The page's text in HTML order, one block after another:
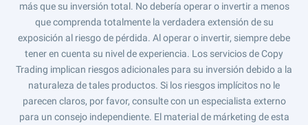
más que su inversión total. No debería operar o invertir a menos
que comprenda totalmente la verdadera extensión de su
exposición al riesgo de pérdida. Al operar o invertir, siempre debe
tener en cuenta su nivel de experiencia. Los servicios de Copy
Trading implican riesgos adicionales para su inversión debido a la
naturaleza de tales productos. Si los riesgos implícitos no le
parecen claros, por favor, consulte con un especialista externo
para un consejo independiente. El material de márketing de esta